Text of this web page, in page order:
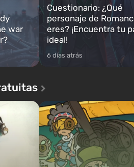
war
Cuestionario: ¿Qué
personaje de
eres? ¡Encuentra tu
ideal!
6 días atrás